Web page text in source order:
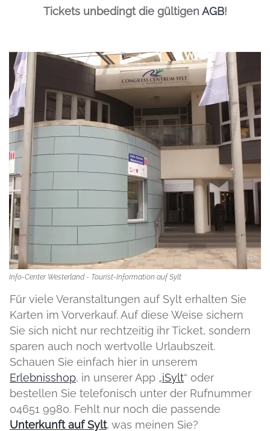
Tickets unbedingt die gültigen AGB!
Info-Center Westerland - Tourist-Information auf Sylt
Für viele Veranstaltungen auf Sylt erhalten Sie
Karten im Vorverkauf. Auf diese Weise sichern
Sie sich nicht nur rechtzeitig ihr Ticket, sondern
sparen auch noch wertvolle Urlaubszeit.
Schauen Sie einfach hier in unserem
Erlebnisshop, in unserer App „iSylt“ oder
bestellen Sie telefonisch unter der Rufnummer
04651 9980. Fehlt nur noch die passende
Unterkunft auf Sylt, was meinen Sie?